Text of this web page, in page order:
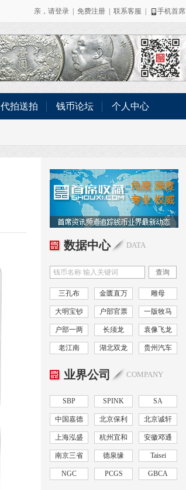
亲，请登录 免费注册 联系客服 手机首席
代拍送拍 钱币论坛 个人中心
数据中心 DATA
查询
三孔布 金匮直万 雕母
大明宝钞 户部官票 一版牧马
户部一两 长须龙 袁像飞龙
老江南 湖北双龙 贵州汽车
业界公司 COMPANY
SBP SPINK SA
中国嘉德 北京保利 北京诚轩
上海泓盛 杭州宜和 安徽邓通
南京三省 德泉缘 Taisei
NGC PCGS GBCA